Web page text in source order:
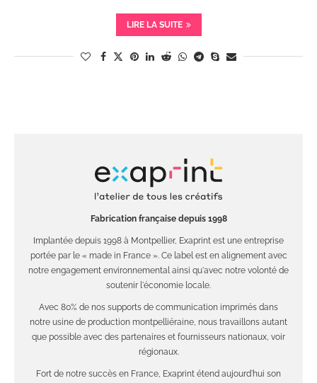
LIRE LA SUITE
Fabrication française depuis 1998
Implantée depuis 1998 à Montpellier, Exaprint est une entreprise
portée par le « made in France ». Ce label est en alignement avec
notre engagement environnemental ainsi qu'avec notre volonté de
soutenir l'économie locale.
Avec 80% de nos supports de communication imprimés dans
notre usine de production montpelliéraine, nous travaillons autant
que possible avec des partenaires et fournisseurs nationaux, voir
régionaux.
Fort de notre succès en France, Exaprint étend aujourd'hui son